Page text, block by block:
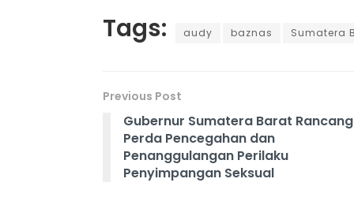
Tags: audy baznas Sumatera
Previous Post
Gubernur Sumatera Barat Rancang
Perda Pencegahan dan
Penanggulangan Perilaku
Penyimpangan Seksual